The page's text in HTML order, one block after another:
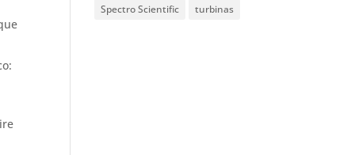
Spectro Scientific
turbinas